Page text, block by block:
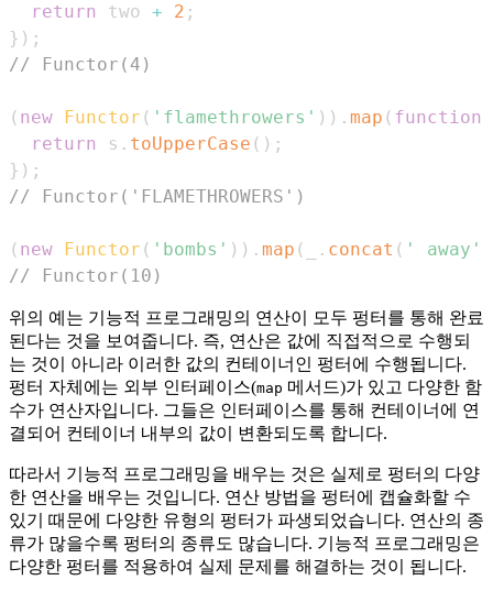
return
two + 2 ;
} ) ;
// Functor(4)
( new Functor ( 'flamethrowers' ) ) . map ( function
return
s . toUpperCase ( ) ;
} ) ;
// Functor('FLAMETHROWERS')
( new Functor ( 'bombs' ) ) . map ( . concat ( ' away'
// Functor(10)
위의 예는 기능적 프로그래밍의 연산이 모두 펑터를 통해 완료
된다는 것을 보여줍니다. 즉, 연산은 값에 직접적으로 수행되
는 것이 아니라 이러한 값의 컨테이너인 펑터에 수행됩니다.
펑터 자체에는 외부 인터페이스(map 메서드)가 있고 다양한 함
수가 연산자입니다. 그들은 인터페이스를 통해 컨테이너에 연
결되어 컨테이너 내부의 값이 변환되도록 합니다.
따라서 기능적 프로그래밍을 배우는 것은 실제로 펑터의 다양
한 연산을 배우는 것입니다. 연산 방법을 펑터에 캡슐화할 수
있기 때문에 다양한 유형의 펑터가 파생되었습니다. 연산의 종
류가 많을수록 펑터의 종류도 많습니다. 기능적 프로그래밍은
다양한 펑터를 적용하여 실제 문제를 해결하는 것이 됩니다.